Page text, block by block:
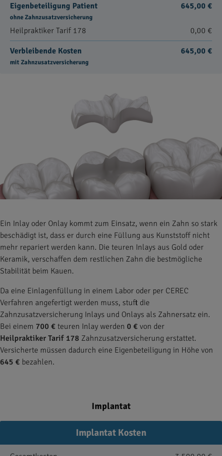
Eigenbeteiligung Patient
ohne Zahnzusatzversicherung
645,00 €
Heilpraktiker Tarif 178 0,00 €
Verbleibende Kosten
mit Zahnzusatzversicherung
645,00 €
Ein Inlay oder Onlay kommt zum Einsatz, wenn ein Zahn so stark
beschädigt ist, dass er durch eine Füllung aus Kunststoff nicht
mehr repariert werden kann. Die teuren Inlays aus Gold oder
Keramik, verschaffen dem restlichen Zahn die bestmögliche
Stabilität beim Kauen.
Da eine Einlagenfüllung in einem Labor oder per CEREC
Verfahren angefertigt werden muss, stuft die
Zahnzusatzversicherung Inlays und Onlays als Zahnersatz ein.
Bei einem 700 € teuren Inlay werden 0 € von der
Heilpraktiker Tarif 178 Zahnzusatzversicherung erstattet.
Versicherte müssen dadurch eine Eigenbeteiligung in Höhe von
645 € bezahlen.
Implantat
Implantat Kosten